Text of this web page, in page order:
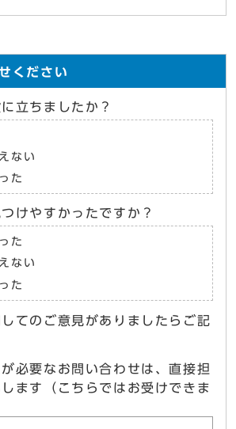
ください
立ちましたか？
ない
た
けやすかったですか？
た
ない
た
てのご意見がありましたらご記
が必要なお問い合わせは、直接担
ます（こちらではお受けできま